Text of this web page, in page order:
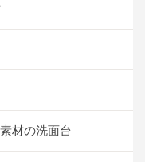
材の洗面台